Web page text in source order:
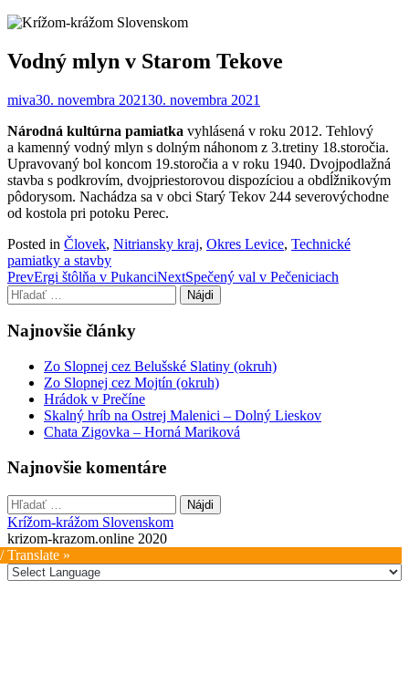
Vodný mlyn v Starom Tekove
miva30. novembra 202130. novembra 2021
Národná kultúrna pamiatka vyhlásená v roku 2012. Tehlový
a kamenný vodný mlyn s dolným náhonom z 3.tretiny 18.storočia.
Upravovaný bol koncom 19.storočia a v roku 1940. Dvojpodlažná
stavba s podkrovím, dvojpriestorovou dispozíciou a obdĺžnikovým
pôdorysom. Nachádza sa v obci Starý Tekov 244 severovýchodne
od kostola pri potoku Perec.
Posted in Človek, Nitriansky kraj, Okres Levice, Technické
pamiatky a stavby
Post
navigation
PrevErgi štôlňa v PukanciNextSpečený val v Pečeniciach
Hľadať:
Najnovšie články
Zo Slopnej cez Belušské Slatiny (okruh)
Zo Slopnej cez Mojtín (okruh)
Hrádok v Prečíne
Skalný hríb na Ostrej Malenici – Dolný Lieskov
Chata Zigovka – Horná Mariková
Najnovšie komentáre
Hľadať:
Krížom-krážom Slovenskom
krizom-krazom.online 2020
Translate »